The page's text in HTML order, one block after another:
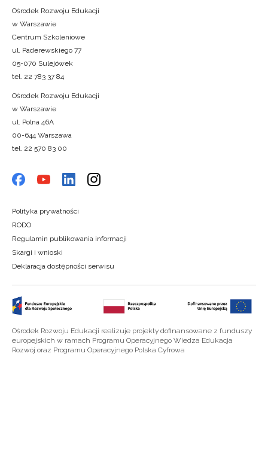
Ośrodek Rozwoju Edukacji
w Warszawie
Centrum Szkoleniowe
ul. Paderewskiego 77
05-070 Sulejówek
tel. 22 783 37 84
Ośrodek Rozwoju Edukacji
w Warszawie
ul. Polna 46A
00-644 Warszawa
tel. 22 570 83 00
Polityka prywatności
RODO
Regulamin publikowania informacji
Skargi i wnioski
Deklaracja dostępności serwisu
Ośrodek Rozwoju Edukacji realizuje projekty dofinansowane z funduszy
europejskich w ramach Programu Operacyjnego Wiedza Edukacja
Rozwój oraz Programu Operacyjnego Polska Cyfrowa